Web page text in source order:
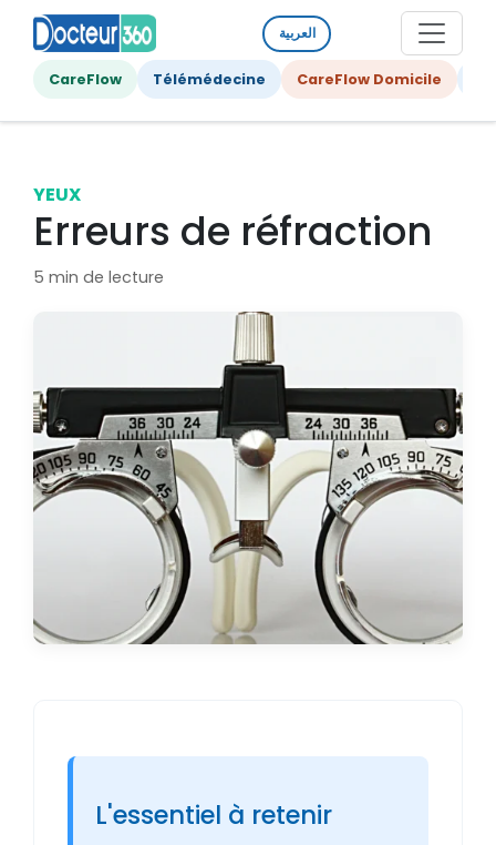
العربية
CareFlow Télémédecine CareFlow Domicile
YEUX
Erreurs de réfraction
5 min de lecture
L'essentiel à retenir